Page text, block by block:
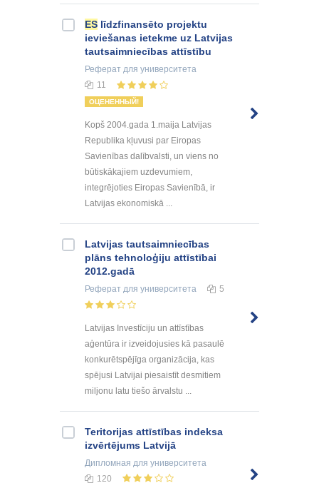
ES līdzfinansēto projektu
ieviešanas ietekme uz Latvijas
tautsaimniecības attīstību
Реферат для университета
11
ОЦЕНЕННЫЙ!
Kopš 2004.gada 1.maija Latvijas
Republika kļuvusi par Eiropas
Savienības dalībvalsti, un viens no
būtiskākajiem uzdevumiem,
integrējoties Eiropas Savienībā, ir
Latvijas ekonomiskā ...
Latvijas tautsaimniecības
plāns tehnoloģiju attīstībai
2012.gadā
Реферат для университета 5
Latvijas Investīciju un attīstības
aģentūra ir izveidojusies kā pasaulē
konkurētspējīga organizācija, kas
spējusi Latvijai piesaistīt desmitiem
miljonu latu tiešo ārvalstu ...
Teritorijas attīstības indeksa
izvērtējums Latvijā
Дипломная для университета
120